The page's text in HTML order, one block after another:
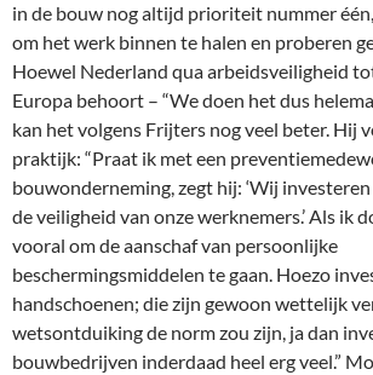
in de bouw nog altijd prioriteit nummer
om het werk binnen te halen en proberen
Hoewel Nederland qua arbeidsveiligheid
Europa behoort – “We doen het dus
kan het volgens Frijters nog veel beter. Hij
praktijk: “Praat ik met een
bouwonderneming, zegt hij: ‘Wij
de veiligheid van onze werknemers.’ Als ik
vooral om de aanschaf van persoonlijke
beschermingsmiddelen te gaan. Hoezo
handschoenen; die zijn gewoon wettelijk
wetsontduiking de norm zou zijn, ja dan
bouwbedrijven inderdaad heel erg veel.”